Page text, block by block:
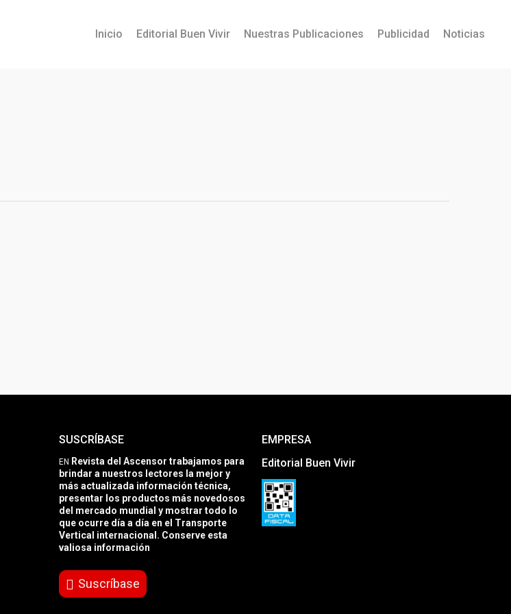
Inicio Editorial Buen Vivir Nuestras Publicaciones Publicidad Noticias
SUSCRÍBASE
EN Revista del Ascensor trabajamos para
brindar a nuestros lectores la mejor y
más actualizada información técnica,
presentar los productos más novedosos
del mercado mundial y mostrar todo lo
que ocurre día a día en el Transporte
Vertical internacional. Conserve esta
valiosa información
Suscríbase
EMPRESA
Editorial Buen Vivir